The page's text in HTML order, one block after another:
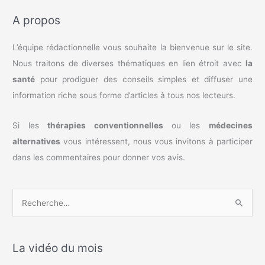
A propos
L’équipe rédactionnelle vous souhaite la bienvenue sur le site.
Nous traitons de diverses thématiques en lien étroit avec la
santé pour prodiguer des conseils simples et diffuser une
information riche sous forme d’articles à tous nos lecteurs.
Si lesthérapies conventionnelles ou les médecines
alternatives vous intéressent, nous vous invitons à participer
dans les commentaires pour donner vos avis.
h
La vidéo du mois